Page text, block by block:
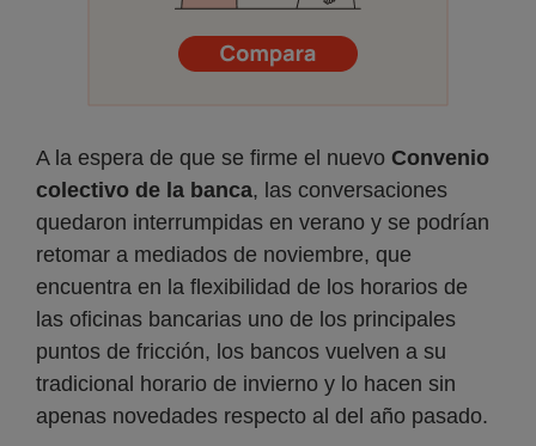
A la espera de que se firme el nuevo Convenio
colectivo de la banca, las conversaciones
quedaron interrumpidas en verano y se podrían
retomar a mediados de noviembre, que
encuentra en la flexibilidad de los horarios de
las oficinas bancarias uno de los principales
puntos de fricción, los bancos vuelven a su
tradicional horario de invierno y lo hacen sin
apenas novedades respecto al del año pasado.